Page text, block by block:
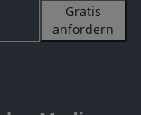
Gratis
anfordern